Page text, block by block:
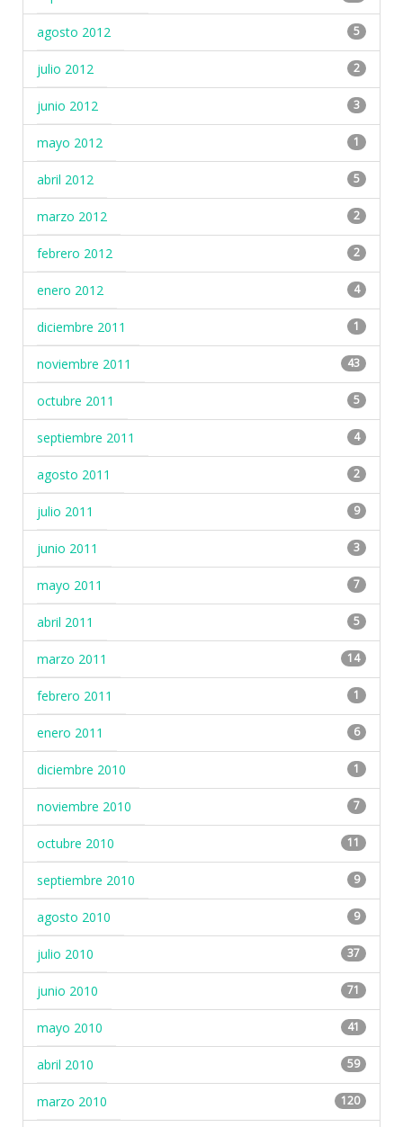
agosto 2012 5
julio 2012 2
junio 2012 3
mayo 2012 1
abril 2012 5
marzo 2012 2
febrero 2012 2
enero 2012 4
diciembre 2011 1
noviembre 2011 43
octubre 2011 5
septiembre 2011 4
agosto 2011 2
julio 2011 9
junio 2011 3
mayo 2011 7
abril 2011 5
marzo 2011 14
febrero 2011 1
enero 2011 6
diciembre 2010 1
noviembre 2010 7
octubre 2010 11
septiembre 2010 9
agosto 2010 9
julio 2010 37
junio 2010 71
mayo 2010 41
abril 2010 59
marzo 2010 120